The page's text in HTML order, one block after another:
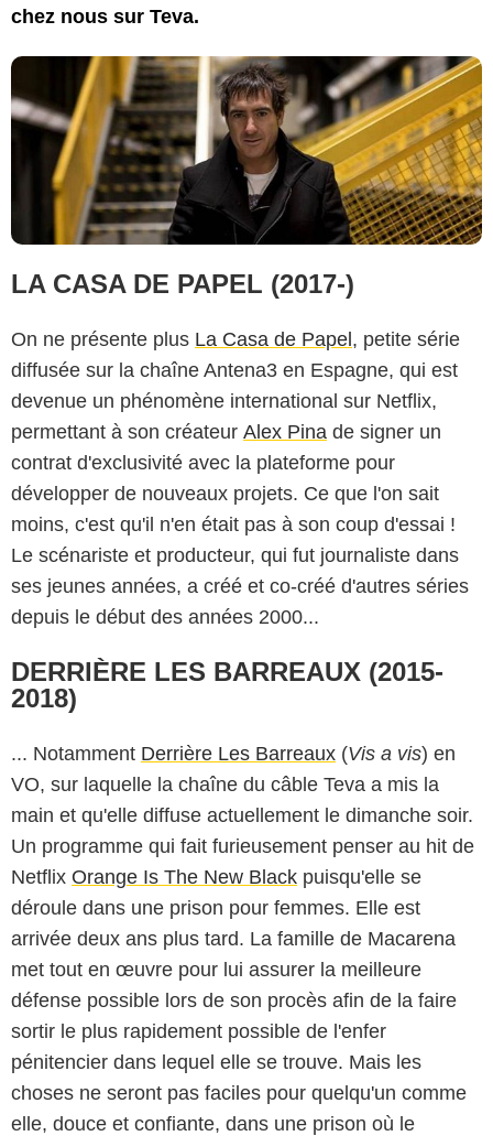
chez nous sur Teva.
LA CASA DE PAPEL (2017-)
On ne présente plus La Casa de Papel, petite série
diffusée sur la chaîne Antena3 en Espagne, qui est
devenue un phénomène international sur Netflix,
permettant à son créateur Alex Pina de signer un
contrat d'exclusivité avec la plateforme pour
développer de nouveaux projets. Ce que l'on sait
moins, c'est qu'il n'en était pas à son coup d'essai !
Le scénariste et producteur, qui fut journaliste dans
ses jeunes années, a créé et co-créé d'autres séries
depuis le début des années 2000...
DERRIÈRE LES BARREAUX (2015-
2018)
... Notamment Derrière Les Barreaux (Vis a vis) en
VO, sur laquelle la chaîne du câble Teva a mis la
main et qu'elle diffuse actuellement le dimanche soir.
Un programme qui fait furieusement penser au hit de
Netflix Orange Is The New Black puisqu'elle se
déroule dans une prison pour femmes. Elle est
arrivée deux ans plus tard. La famille de Macarena
met tout en œuvre pour lui assurer la meilleure
défense possible lors de son procès afin de la faire
sortir le plus rapidement possible de l'enfer
pénitencier dans lequel elle se trouve. Mais les
choses ne seront pas faciles pour quelqu'un comme
elle, douce et confiante, dans une prison où le